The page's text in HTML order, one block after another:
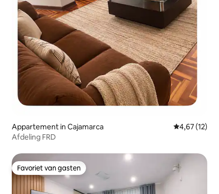
Appartement in Cajamarca Gemiddelde
4,67 (12)
Afdeling FRD
Favoriet van gasten
Favoriet van gasten